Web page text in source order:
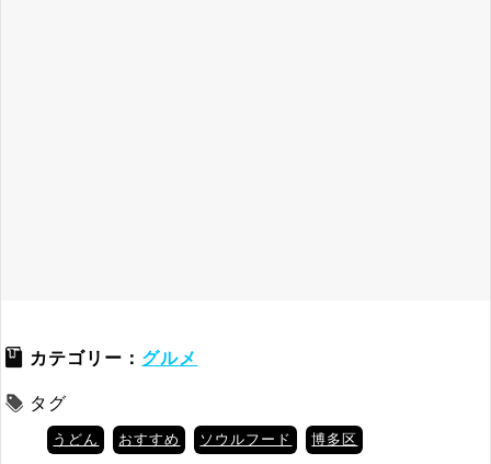
カテゴリー： グルメ
タグ
うどん おすすめ ソウルフード 博多区